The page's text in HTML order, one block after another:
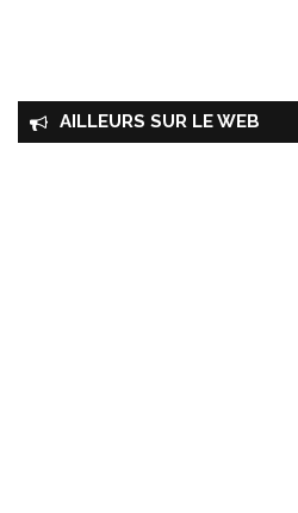
AILLEURS SUR LE WEB